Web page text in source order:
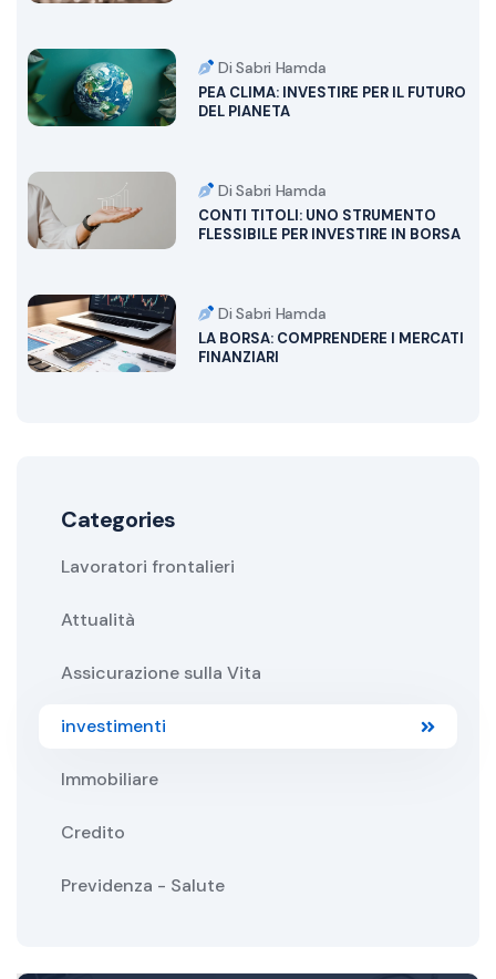
Di Sabri Hamda
PEA CLIMA: INVESTIRE PER IL FUTURO
DEL PIANETA
Di Sabri Hamda
CONTI TITOLI: UNO STRUMENTO
FLESSIBILE PER INVESTIRE IN BORSA
Di Sabri Hamda
LA BORSA: COMPRENDERE I MERCATI
FINANZIARI
Categories
Lavoratori frontalieri
Attualità
Assicurazione sulla Vita
investimenti
Immobiliare
Credito
Previdenza - Salute